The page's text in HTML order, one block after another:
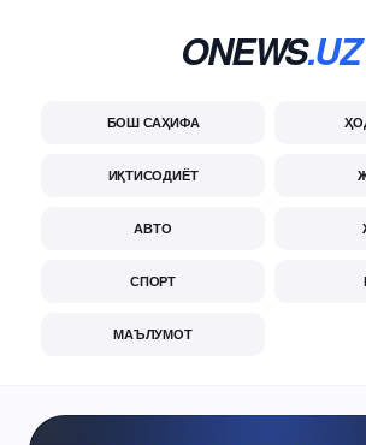
ONEWS.UZ
БОШ САҲИФА
ИҚТИСОДИЁТ
АВТО
СПОРТ
МАЪЛУМОТ